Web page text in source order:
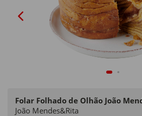
Folar Folhado de Olhão João
João Mendes&Rita